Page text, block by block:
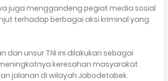
juga menggandeng pegiat media sosial
terhadap berbagai aksi kriminal yang
unsur TNI ini dilakukan sebagai
keresahan masyarakat
jalanan di wilayah Jabodetabek.